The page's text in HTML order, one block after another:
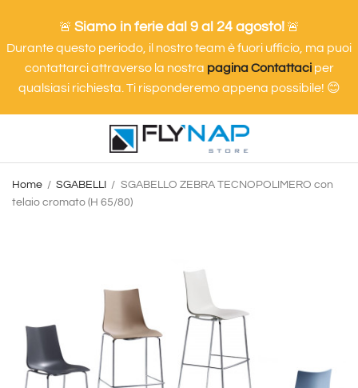
🚨 Siamo in ferie dal 9 al 24 agosto!🚨
Durante questo periodo, il nostro team è fuori ufficio, ma puoi
contattarci attraverso la nostra pagina Contattaciper
qualsiasi richiesta. Ti risponderemo appena possibile! 😊
Home SGABELLI
SGABELLO ZEBRA TECNOPOLIMERO con
telaio cromato (H 65/80)